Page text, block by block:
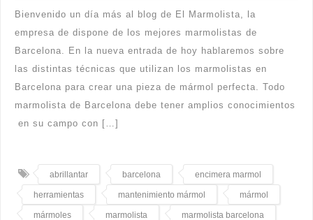
Bienvenido un día más al blog de El Marmolista, la
empresa de dispone de los mejores marmolistas de
Barcelona. En la nueva entrada de hoy hablaremos sobre
las distintas técnicas que utilizan los marmolistas en
Barcelona para crear una pieza de mármol perfecta. Todo
marmolista de Barcelona debe tener amplios conocimientos
en su campo con […]
abrillantar barcelona encimera marmol
herramientas mantenimiento mármol mármol
mármoles marmolista marmolista barcelona